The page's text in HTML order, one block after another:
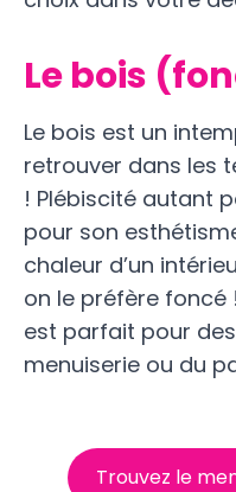
Le bois
Le bois est un
retrouver dans les
! Plébiscité autant
pour son
chaleur d’un
on le préfère foncé
est parfait pour
menuiserie ou du
Trouvez le